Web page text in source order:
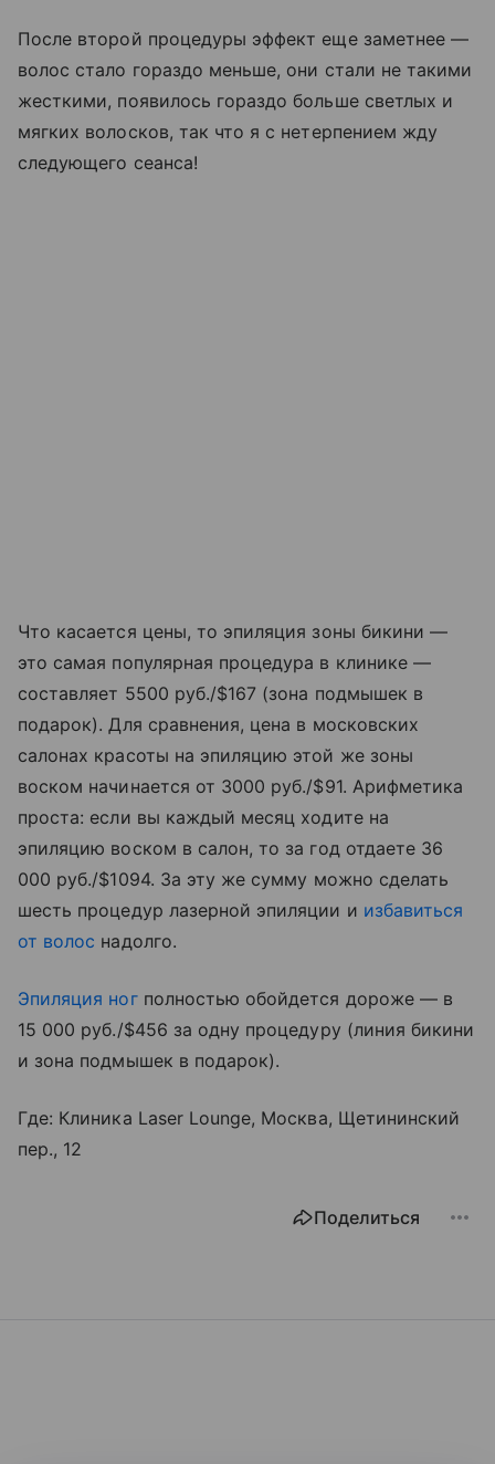
После второй процедуры эффект еще заметнее —
волос стало гораздо меньше, они стали не такими
жесткими, появилось гораздо больше светлых и
мягких волосков, так что я с нетерпением жду
следующего сеанса!
Что касается цены, то эпиляция зоны бикини —
это самая популярная процедура в клинике —
составляет 5500 руб./$167 (зона подмышек в
подарок). Для сравнения, цена в московских
салонах красоты на эпиляцию этой же зоны
воском начинается от 3000 руб./$91. Арифметика
проста: если вы каждый месяц ходите на
эпиляцию воском в салон, то за год отдаете 36
000 руб./$1094. За эту же сумму можно сделать
шесть процедур лазерной эпиляции и избавиться
от волос надолго.
Эпиляция ногполностью обойдется дороже — в
15 000 руб./$456 за одну процедуру (линия бикини
и зона подмышек в подарок).
Где: Клиника Laser Lounge, Москва, Щетининский
пер., 12
Поделиться